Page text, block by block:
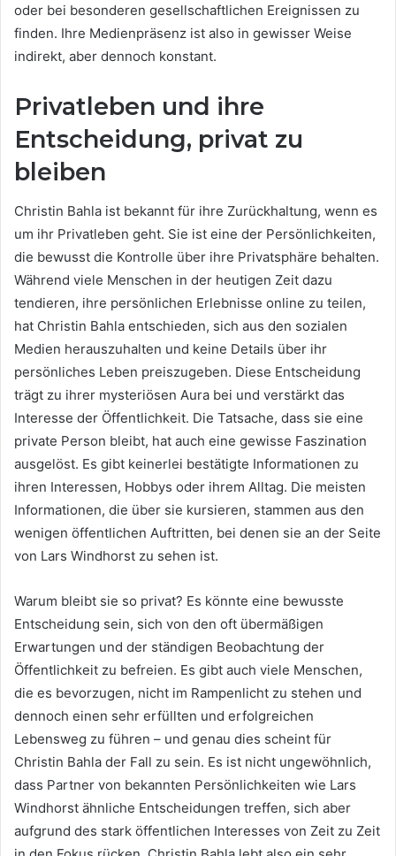
oder bei besonderen gesellschaftlichen Ereignissen zu
finden. Ihre Medienpräsenz ist also in gewisser Weise
indirekt, aber dennoch konstant.
Privatleben und ihre
Entscheidung, privat zu
bleiben
Christin Bahla ist bekannt für ihre Zurückhaltung, wenn es
um ihr Privatleben geht. Sie ist eine der Persönlichkeiten,
die bewusst die Kontrolle über ihre Privatsphäre behalten.
Während viele Menschen in der heutigen Zeit dazu
tendieren, ihre persönlichen Erlebnisse online zu teilen,
hat Christin Bahla entschieden, sich aus den sozialen
Medien herauszuhalten und keine Details über ihr
persönliches Leben preiszugeben. Diese Entscheidung
trägt zu ihrer mysteriösen Aura bei und verstärkt das
Interesse der Öffentlichkeit. Die Tatsache, dass sie eine
private Person bleibt, hat auch eine gewisse Faszination
ausgelöst. Es gibt keinerlei bestätigte Informationen zu
ihren Interessen, Hobbys oder ihrem Alltag. Die meisten
Informationen, die über sie kursieren, stammen aus den
wenigen öffentlichen Auftritten, bei denen sie an der Seite
von Lars Windhorst zu sehen ist.
Warum bleibt sie so privat? Es könnte eine bewusste
Entscheidung sein, sich von den oft übermäßigen
Erwartungen und der ständigen Beobachtung der
Öffentlichkeit zu befreien. Es gibt auch viele Menschen,
die es bevorzugen, nicht im Rampenlicht zu stehen und
dennoch einen sehr erfüllten und erfolgreichen
Lebensweg zu führen – und genau dies scheint für
Christin Bahla der Fall zu sein. Es ist nicht ungewöhnlich,
dass Partner von bekannten Persönlichkeiten wie Lars
Windhorst ähnliche Entscheidungen treffen, sich aber
aufgrund des stark öffentlichen Interesses von Zeit zu Zeit